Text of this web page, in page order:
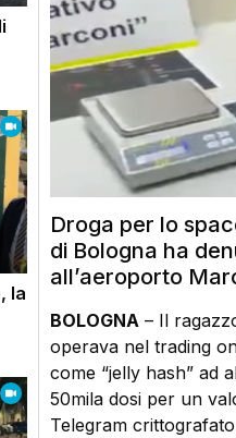
la
Droga per lo
di Bologna ha
all’aeroporto
BOLOGNA – Il
operava nel trading
come “jelly hash” ad
50mila dosi per un
Telegram